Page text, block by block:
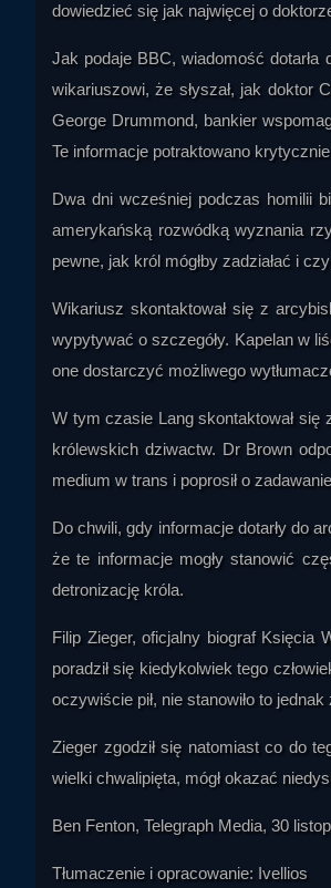
dowiedzieć się jak najwięcej o
Jak podaje BBC, wiadomość dotarła
wikariuszowi, że słyszał, jak doktor
George Drummond, bankier
Te informacje potraktowano
Dwa dni wcześniej podczas homilii
amerykańską rozwódką wyznania
pewne, jak król mógłby zadziałać i
Wikariusz skontaktował się z
wypytywać o szczegóły. Kapelan w
one dostarczyć możliwego
W tym czasie Lang skontaktował
królewskich dziwactw. Dr Brown
medium w trans i poprosił o
Do chwili, gdy informacje dotarły do
że te informacje mogły stanowić
detronizację króla.
Filip Zieger, oficjalny biograf Księcia
poradził się kiedykolwiek tego
oczywiście pił, nie stanowiło to
Zieger zgodził się natomiast co do
wielki chwalipięta, mógł okazać
Ben Fenton, Telegraph Media, 30
Tłumaczenie i opracowanie: Ivellios